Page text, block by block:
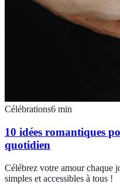
Célébrations6 min
10 idées romantiques
quotidien
Célébrez votre amour chaque
simples et accessibles à tous !